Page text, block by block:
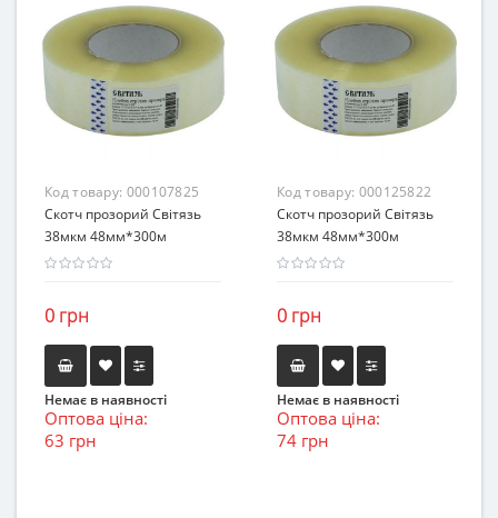
Код товару: 000107825
Скотч прозорий Світязь
38мкм 48мм*300м
0 грн
Немає в наявності
Оптова ціна:
63 грн
Код товару: 000125822
Скотч прозорий Світязь
38мкм 48мм*300м
0 грн
Немає в наявності
Оптова ціна:
74 грн